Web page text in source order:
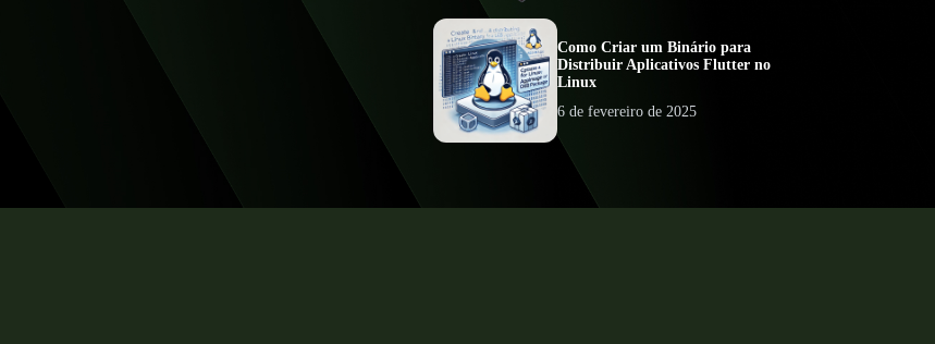
Como Criar um Binário para
Distribuir Aplicativos Flutter no
Linux
6 de fevereiro de 2025